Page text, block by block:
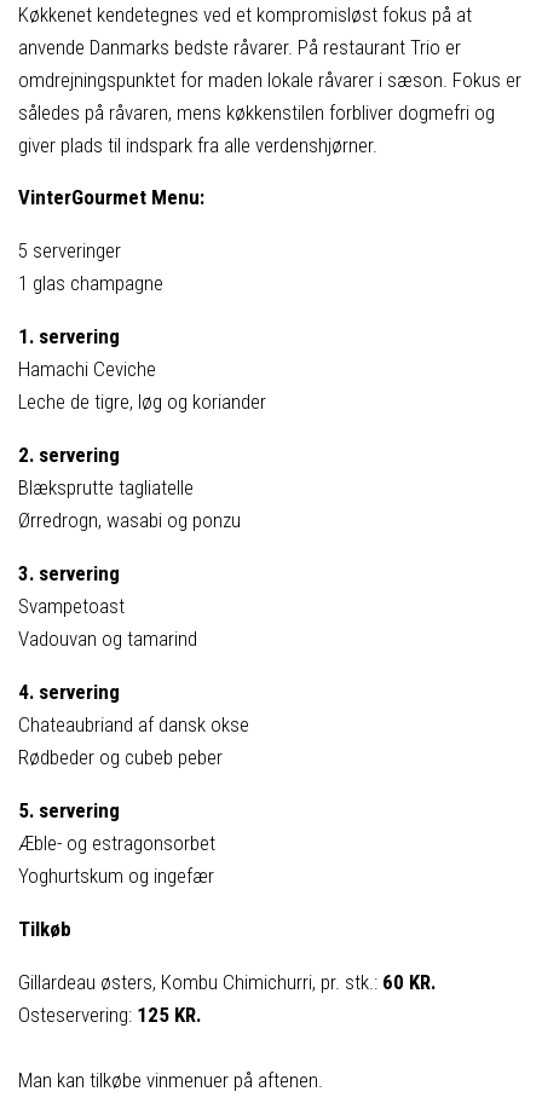
Køkkenet kendetegnes ved et kompromisløst fokus på at
anvende Danmarks bedste råvarer. På restaurant Trio er
omdrejningspunktet for maden lokale råvarer i sæson. Fokus er
således på råvaren, mens køkkenstilen forbliver dogmefri og
giver plads til indspark fra alle verdenshjørner.
VinterGourmet Menu:
5 serveringer
1 glas champagne
1. servering
Hamachi Ceviche
Leche de tigre, løg og koriander
2. servering
Blæksprutte tagliatelle
Ørredrogn, wasabi og ponzu
3. servering
Svampetoast
Vadouvan og tamarind
4. servering
Chateaubriand af dansk okse
Rødbeder og cubeb peber
5. servering
Æble- og estragonsorbet
Yoghurtskum og ingefær
Tilkøb
Gillardeau østers, Kombu Chimichurri, pr. stk.: 60 KR.
Osteservering: 125 KR.
Man kan tilkøbe vinmenuer på aftenen.